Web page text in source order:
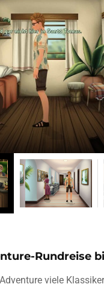
Rundreise
viele